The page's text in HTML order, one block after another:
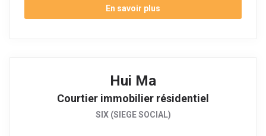
En savoir plus
Hui Ma
Courtier immobilier résidentiel
SIX (SIEGE SOCIAL)